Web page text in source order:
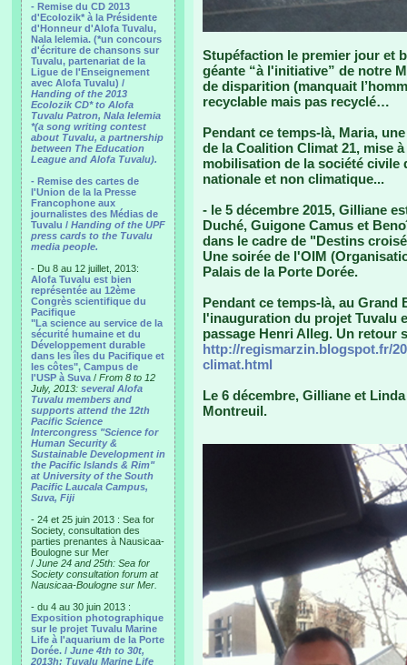
- Remise du CD 2013
d'Ecolozik* à la Présidente
d'Honneur d'Alofa Tuvalu,
Nala Ielemia. (*un concours
d'écriture de chansons sur
Tuvalu, partenariat de la
Ligue de l'Enseignement
avec Alofa Tuvalu) /
Handing of the 2013
Ecolozik CD* to Alofa
Tuvalu Patron, Nala Ielemia
*(a song writing contest
about Tuvalu, a partnership
between The Education
League and Alofa Tuvalu).
- Remise des cartes de
l'Union de la la Presse
Francophone aux
journalistes des Médias de
Tuvalu / Handing of the UPF
press cards to the Tuvalu
media people.
- Du 8 au 12 juillet, 2013:
Alofa Tuvalu est bien
représentée au 12ème
Congrès scientifique du
Pacifique
"La science au service de la
sécurité humaine et du
Développement durable
dans les îles du Pacifique et
les côtes", Campus de
l'USP à Suva / From 8 to 12
July, 2013: several Alofa
Tuvalu members and
supports attend the 12th
Pacific Science
Intercongress "Science for
Human Security &
Sustainable Development in
the Pacific Islands & Rim"
at University of the South
Pacific Laucala Campus,
Suva, Fiji
- 24 et 25 juin 2013 : Sea for
Society, consultation des
parties prenantes à Nausicaa-
Boulogne sur Mer
/ June 24 and 25th: Sea for
Society consultation forum at
Nausicaa-Boulogne sur Mer.
- du 4 au 30 juin 2013 :
Exposition photographique
sur le projet Tuvalu Marine
Life à l'aquarium de la Porte
Dorée. / June 4th to 30t,
2013h: Tuvalu Marine Life
Stupéfaction le premier jour et
géante “à l'initiative” de notre
de disparition (manquait
recyclable mais pas recyclé…
Pendant ce temps-là, Maria,
de la Coalition Climat 21, mise
mobilisation de la société
nationale et non climatique...
- le 5 décembre 2015, Gilliane
Duché, Guigone Camus et
dans le cadre de "Destins
Une soirée de l'OIM
Palais de la Porte Dorée.
Pendant ce temps-là, au
l'inauguration du projet Tuvalu
passage Henri Alleg. Un retour
http://regismarzin.blogspot.fr/
climat.html
Le 6 décembre, Gilliane et
Montreuil.